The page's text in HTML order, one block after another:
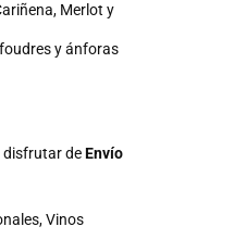
Merlot y
y ánforas
disfrutar deEnvío
,Vinos